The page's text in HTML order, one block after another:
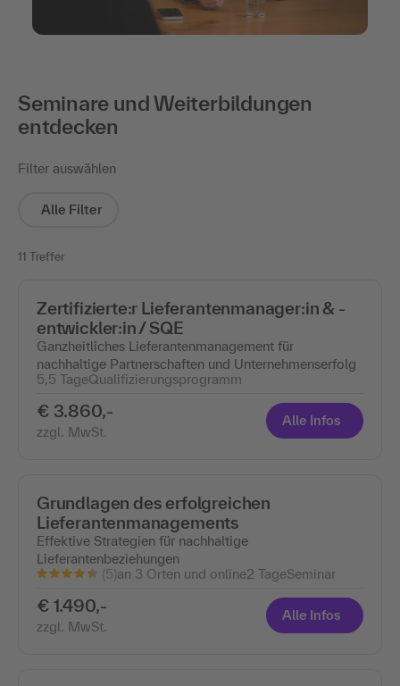
Seminare und Weiterbildungen
entdecken
Filter auswählen
Alle Filter
11 Treffer
Zertifizierte:r Lieferantenmanager:in & -
entwickler:in / SQE
Ganzheitliches Lieferantenmanagement für
nachhaltige Partnerschaften und Unternehmenserfolg
5,5 TageQualifizierungsprogramm
€ 3.860,-
zzgl. MwSt.
Alle Infos
Grundlagen des erfolgreichen
Lieferantenmanagements
Effektive Strategien für nachhaltige
Lieferantenbeziehungen
(5)an 3 Orten und online2 TageSeminar
€ 1.490,-
zzgl. MwSt.
Alle Infos